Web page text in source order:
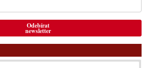
Odebírat
newsletter